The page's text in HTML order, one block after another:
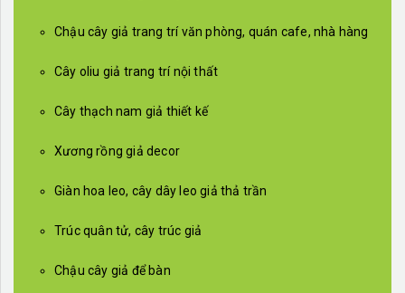
Chậu cây giả trang trí văn phòng, quán cafe, nhà hàng
Cây oliu giả trang trí nội thất
Cây thạch nam giả thiết kế
Xương rồng giả decor
Giàn hoa leo, cây dây leo giả thả trần
Trúc quân tử, cây trúc giả
Chậu cây giả để bàn